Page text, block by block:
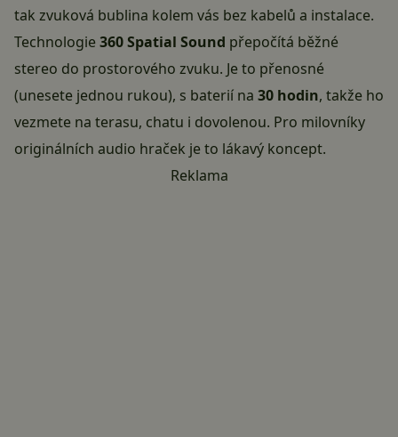
tak zvuková bublina kolem vás bez kabelů a instalace.
Technologie360 Spatial Sound přepočítá běžné
stereo do prostorového zvuku. Je to přenosné
(unesete jednou rukou), s baterií na 30 hodin, takže ho
vezmete na terasu, chatu i dovolenou. Pro milovníky
originálních audio hraček je to lákavý koncept.
Reklama